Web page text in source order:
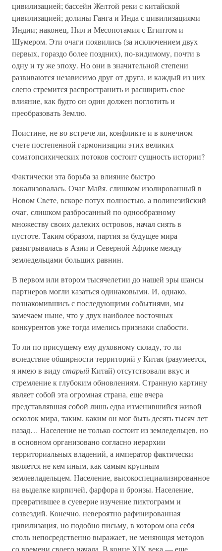
цивилизацией; бассейн Желтой реки с китайской
цивилизацией; долины Ганга и Инда с цивилизациями
Индии; наконец, Нил и Месопотамия с Египтом и
Шумером. Эти очаги появились (за исключением двух
первых, гораздо более поздних), по-видимому, почти в
одну и ту же эпоху. Но они в значительной степени
развиваются независимо друг от друга, и каждый из них
слепо стремится распространить и расширить свое
влияние, как будто он один должен поглотить и
преобразовать Землю.
Поистине, не во встрече ли, конфликте и в конечном
счете постепенной гармонизации этих великих
соматопсихических потоков состоит сущность истории?
Фактически эта борьба за влияние быстро
локализовалась. Очаг Майя. слишком изолированный в
Новом Свете, вскоре потух полностью, а полинезийский
очаг, слишком разбросанный по однообразному
множеству своих далеких островов, начал сиять в
пустоте. Таким образом, партия за будущее мира
разыгрывалась в Азии и Северной Африке между
земледельцами больших равнин.
В первом или втором тысячелетии до нашей эры шансы
партнеров могли казаться одинаковыми. И, однако,
познакомившись с последующими событиями, мы
замечаем ныне, что у двух наиболее восточных
конкурентов уже тогда имелись признаки слабости.
То ли по присущему ему духовному складу, то ли
вследствие обширности территорий у Китая (разумеется,
я имею в видустарыйКитай) отсутствовали вкус и
стремление к глубоким обновлениям. Странную картину
являет собой эта огромная страна, еще вчера
представлявшая собой лишь едва изменившийся живой
осколок мира, таким, каким он мог быть десять тысяч лет
назад… Население не только состоит из земледельцев, но
в основном организовано согласно иерархии
территориальных владений, а император фактически
является не кем иным, как самым крупным
землевладельцем. Население, высокоспециализированное
на выделке кирпичей, фарфора и бронзы. Население,
превратившее в суеверие изучение пиктограмм и
созвездий. Конечно, невероятно рафинированная
цивилизация, но подобно письму, в котором она себя
столь непосредственно выражает, не меняющая методов
со времени своего начала. В конце XIX века — еще